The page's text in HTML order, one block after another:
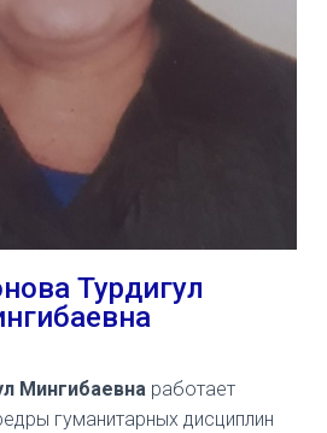
Турдигул
Мингибаевна работает
гуманитарных дисциплин